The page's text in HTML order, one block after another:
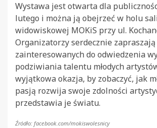
Wystawa jest otwarta dla
lutego i można ją obejrzeć w holu
widowiskowej MOKiS przy ul.
Organizatorzy serdecznie
zainteresowanych do odwiedzenia
podziwiania talentu młodych
wyjątkowa okazja, by zobaczyć, jak
pasją rozwija swoje zdolności
przedstawia je światu.
Źródło: facebook.com/mokiswolesnicy